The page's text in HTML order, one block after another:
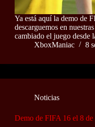
Ya está aquí la demo de
descarguemos en
cambiado el juego desde
XboxManiac
8
Noticias
Demo de FIFA 16 el 8